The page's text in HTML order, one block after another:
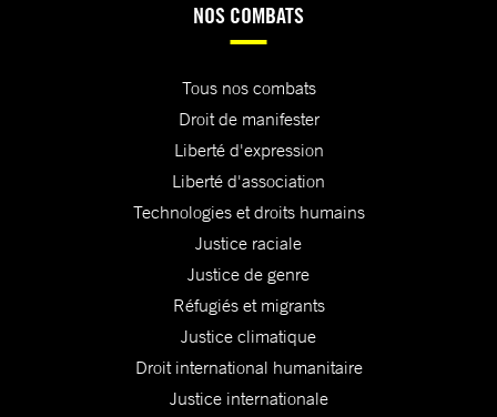
NOS COMBATS
Tous nos combats
Droit de manifester
Liberté d'expression
Liberté d'association
Technologies et droits humains
Justice raciale
Justice de genre
Réfugiés et migrants
Justice climatique
Droit international humanitaire
Justice internationale